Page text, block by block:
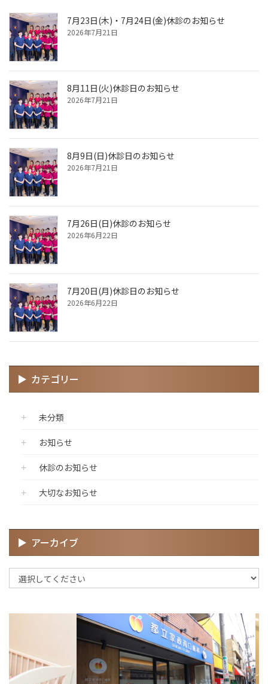
7月23日(木)・7月24日(金)休診のお知らせ
2026年7月21日
8月11日(火)休診日のお知らせ
2026年7月21日
8月9日(日)休診日のお知らせ
2026年7月21日
7月26日(日)休診のお知らせ
2026年6月22日
7月20日(月)休診日のお知らせ
2026年6月22日
カテゴリー
未分類
お知らせ
休診のお知らせ
大切なお知らせ
アーカイブ